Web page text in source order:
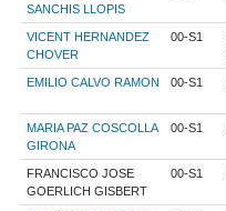
SANCHIS LLOPIS
VICENT HERNANDEZ
CHOVER
00-S1
EMILIO CALVO RAMON 00-S1
MARIA PAZ COSCOLLA
GIRONA
00-S1
FRANCISCO JOSE
GOERLICH GISBERT
00-S1